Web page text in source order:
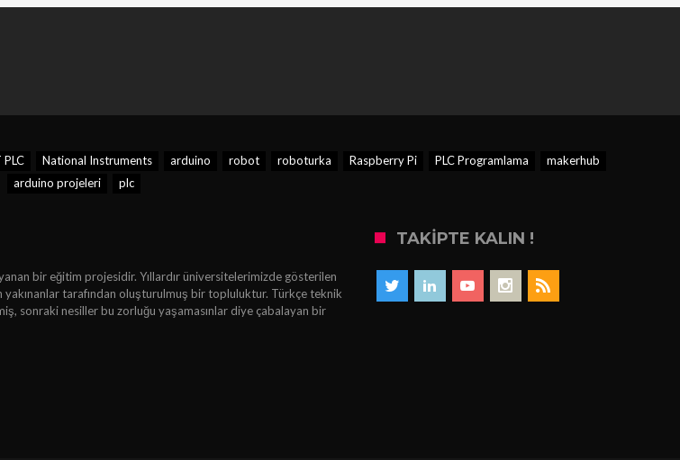
National Instruments arduino robot roboturka Raspberry Pi PLC Programlama
makerhub
arduino projeleri
plc
bir eğitim projesidir. Yıllardır üniversitelerimizde gösterilen
tarafından oluşturulmuş bir topluluktur. Türkçe teknik
sonraki nesiller bu zorluğu yaşamasınlar diye çabalayan bir
TAKIPTE KALIN !